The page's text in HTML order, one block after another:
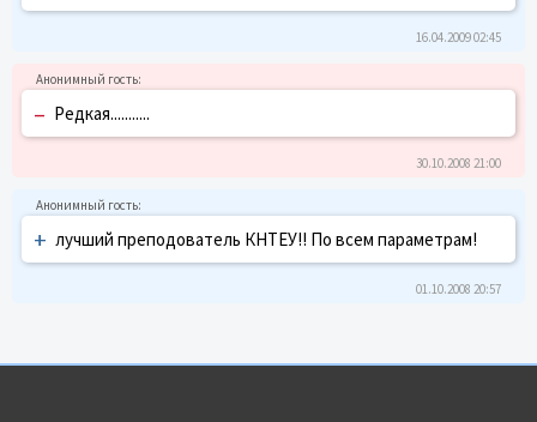
16.04.2009 02:45
– Редкая...........
30.10.2008 21:00
+ лучший преподователь КНТЕУ!! По всем параметрам!
01.10.2008 20:57